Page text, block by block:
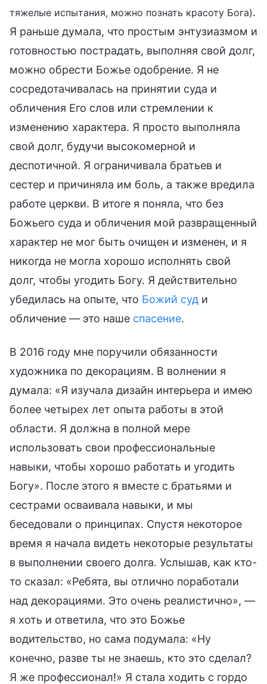
тяжелые испытания, можно познать красоту Бога).
Я раньше думала, что простым энтузиазмом и
готовностью пострадать, выполняя свой долг,
можно обрести Божье одобрение. Я не
сосредотачивалась на принятии суда и
обличения Его слов или стремлении к
изменению характера. Я просто выполняла
свой долг, будучи высокомерной и
деспотичной. Я ограничивала братьев и
сестер и причиняла им боль, а также вредила
работе церкви. В итоге я поняла, что без
Божьего суда и обличения мой развращенный
характер не мог быть очищен и изменен, и я
никогда не могла хорошо исполнять свой
долг, чтобы угодить Богу. Я действительно
убедилась на опыте, что Божий суд и
обличение — это наше спасение.
В 2016 году мне поручили обязанности
художника по декорациям. В волнении я
думала: «Я изучала дизайн интерьера и имею
более четырех лет опыта работы в этой
области. Я должна в полной мере
использовать свои профессиональные
навыки, чтобы хорошо работать и угодить
Богу». После этого я вместе с братьями и
сестрами осваивала навыки, и мы
беседовали о принципах. Спустя некоторое
время я начала видеть некоторые результаты
в выполнении своего долга. Услышав, как кто-
то сказал: «Ребята, вы отлично поработали
над декорациями. Это очень реалистично», —
я хоть и ответила, что это Божье
водительство, но сама подумала: «Ну
конечно, разве ты не знаешь, кто это сделал?
Я же профессионал!» Я стала ходить с гордо